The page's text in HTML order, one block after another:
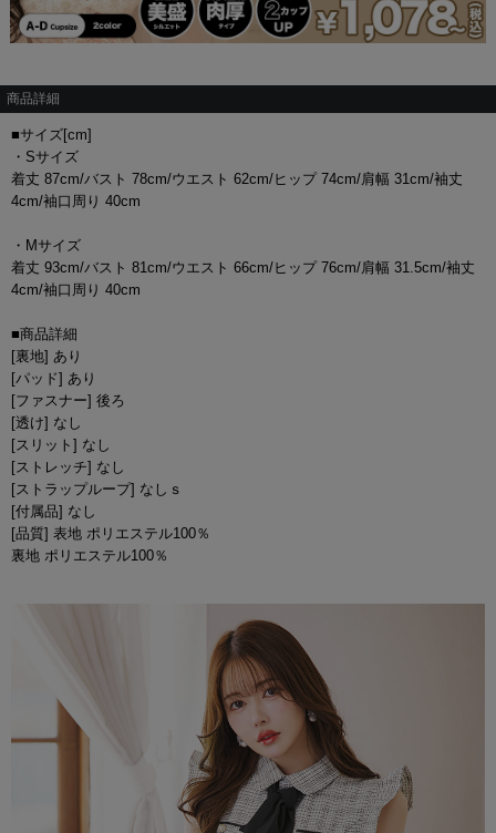
商品詳細
■サイズ[cm]
・Sサイズ
着丈 87cm/バスト 78cm/ウエスト 62cm/ヒップ 74cm/肩幅 31cm/袖丈
4cm/袖口周り 40cm
・Mサイズ
着丈 93cm/バスト 81cm/ウエスト 66cm/ヒップ 76cm/肩幅 31.5cm/袖丈
4cm/袖口周り 40cm
■商品詳細
[裏地] あり
[パッド] あり
[ファスナー] 後ろ
[透け] なし
[スリット] なし
[ストレッチ] なし
[ストラップループ] なしｓ
[付属品] なし
[品質] 表地 ポリエステル100％
裏地 ポリエステル100％